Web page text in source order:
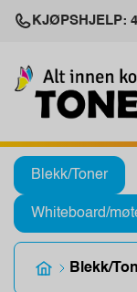
KJØPSHJELP:
Blekk/Toner
Whiteboard/
Blekk/